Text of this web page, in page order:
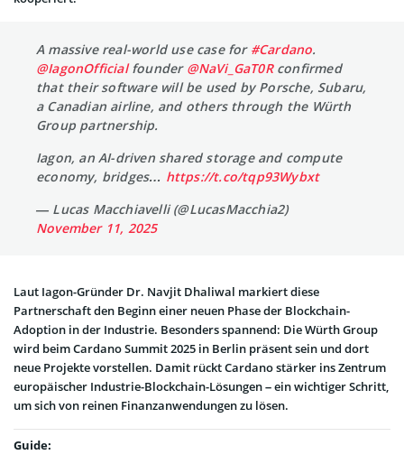
A massive real-world use case for #Cardano.
@IagonOfficialfounder @NaVi_GaT0Rconfirmed
that their software will be used by Porsche, Subaru,
a Canadian airline, and others through the Würth
Group partnership.
Iagon, an AI-driven shared storage and compute
economy, bridges… https://t.co/tqp93Wybxt
— Lucas Macchiavelli (@LucasMacchia2)
November 11, 2025
Laut Iagon-Gründer Dr. Navjit Dhaliwal markiert diese
Partnerschaft den Beginn einer neuen Phase der Blockchain-
Adoption in der Industrie. Besonders spannend: Die Würth Group
wird beim Cardano Summit 2025 in Berlin präsent sein und dort
neue Projekte vorstellen. Damit rückt Cardano stärker ins Zentrum
europäischer Industrie-Blockchain-Lösungen – ein wichtiger Schritt,
um sich von reinen Finanzanwendungen zu lösen.
Guide: